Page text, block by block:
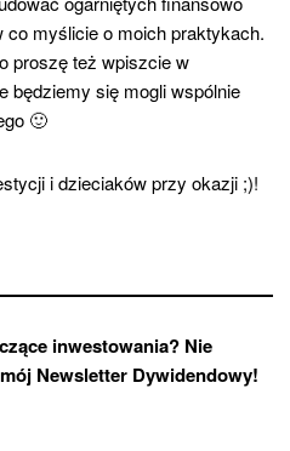
myślicie o moich praktykach.
proszę też wpiszcie w
będziemy się mogli wspólnie
🙂
i dzieciaków przy okazji ;)!
inwestowania? Nie
Newsletter Dywidendowy!